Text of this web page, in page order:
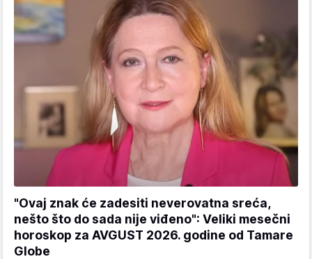
"Ovaj znak će zadesiti neverovatna sreća,
nešto što do sada nije viđeno": Veliki mesečni
horoskop za AVGUST 2026. godine od Tamare
Globe